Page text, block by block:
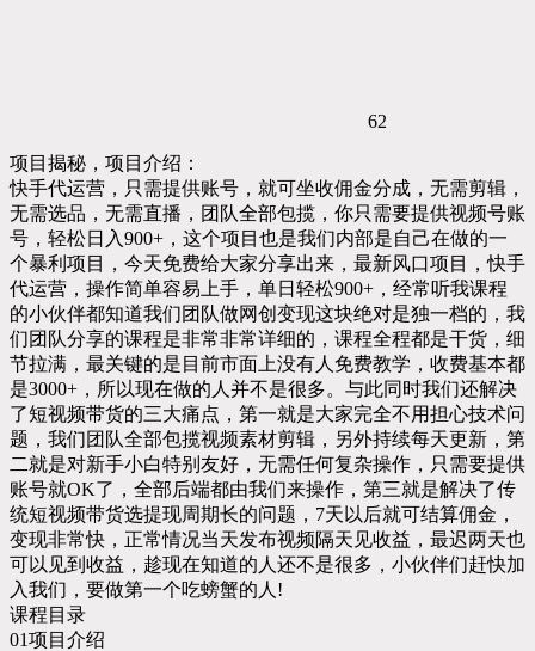
62
项目揭秘，项目介绍：
快手代运营，只需提供账号，就可坐收佣金分成，无需剪辑，
无需选品，无需直播，团队全部包揽，你只需要提供视频号账
号，轻松日入900+，这个项目也是我们内部是自己在做的一
个暴利项目，今天免费给大家分享出来，最新风口项目，快手
代运营，操作简单容易上手，单日轻松900+，经常听我课程
的小伙伴都知道我们团队做网创变现这块绝对是独一档的，我
们团队分享的课程是非常非常详细的，课程全程都是干货，细
节拉满，最关键的是目前市面上没有人免费教学，收费基本都
是3000+，所以现在做的人并不是很多。与此同时我们还解决
了短视频带货的三大痛点，第一就是大家完全不用担心技术问
题，我们团队全部包揽视频素材剪辑，另外持续每天更新，第
二就是对新手小白特别友好，无需任何复杂操作，只需要提供
账号就OK了，全部后端都由我们来操作，第三就是解决了传
统短视频带货选提现周期长的问题，7天以后就可结算佣金，
变现非常快，正常情况当天发布视频隔天见收益，最迟两天也
可以见到收益，趁现在知道的人还不是很多，小伙伴们赶快加
入我们，要做第一个吃螃蟹的人!
课程目录
01项目介绍